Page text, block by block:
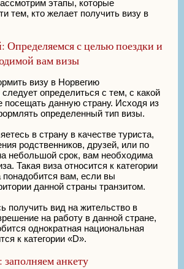
этапы, которые
тем, кто желает получить визу в
Определяемся с целью поездки и
вам визы
визу в Норвегию
определиться с тем, с какой
данную страну. Исходя из
определенный тип визы.
в страну в качестве туриста,
родственников, друзей, или по
небольшой срок, вам необходима
Такая виза относится к категории
вам, если вы
данной страны транзитом.
получить вид на жительство в
на работу в данной стране,
однократная национальная
к категории «D».
анкету